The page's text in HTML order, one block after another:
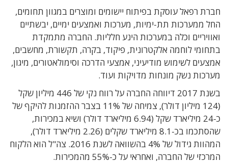
חברת רפאל עוסקת בפיתוח יישומים ומוצרים במגוון תחומים,
החל ממערכות תת-ימיות, מערכות ואמצעים ימיים, יבשתיים
ואוויריים וכלה במערכות הינע חלליות. החברה מתמקדת
בתחומי לוחמה אלקטרונית, פיקוד, בקרה, תקשורת, מחשבים,
אמצעים לשימוש מודיעיני, אמצעי הדרכה וסימולאטורים, מיגון,
מערכות נשק מונחות מדויקות ועוד.
בשנת 2017 דיווחה החברה על רווח נקי של 446 מיליון שקל
(124 מיליון דולר), צמיחה של 11% בצבר ההזמנות להיקף של
כ-24 מיליארד שקל (6.94 מיליארד דולר) ושיא במכירות,
שהסתכמו בכ-8.1 מיליארד שקלים (2.26 מיליארד דולר),
המהוות גידול של 4% בהשוואה לשנת 2016. צה"ל הוא הלקוח
המרכזי של החברה, ואחראי על כ-55% מהמכירות.